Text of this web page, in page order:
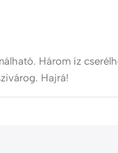
Három íz
Hajrá!